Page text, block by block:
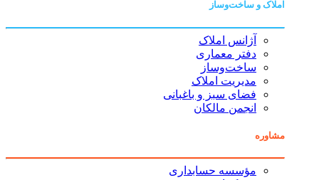
املاک و ساخت‌وساز
آژانس املاک
دفتر معماری
ساخت‌وساز
مدیریت املاک
فضای سبز و باغبانی
انجمن مالکان
مشاوره
مؤسسه حسابداری